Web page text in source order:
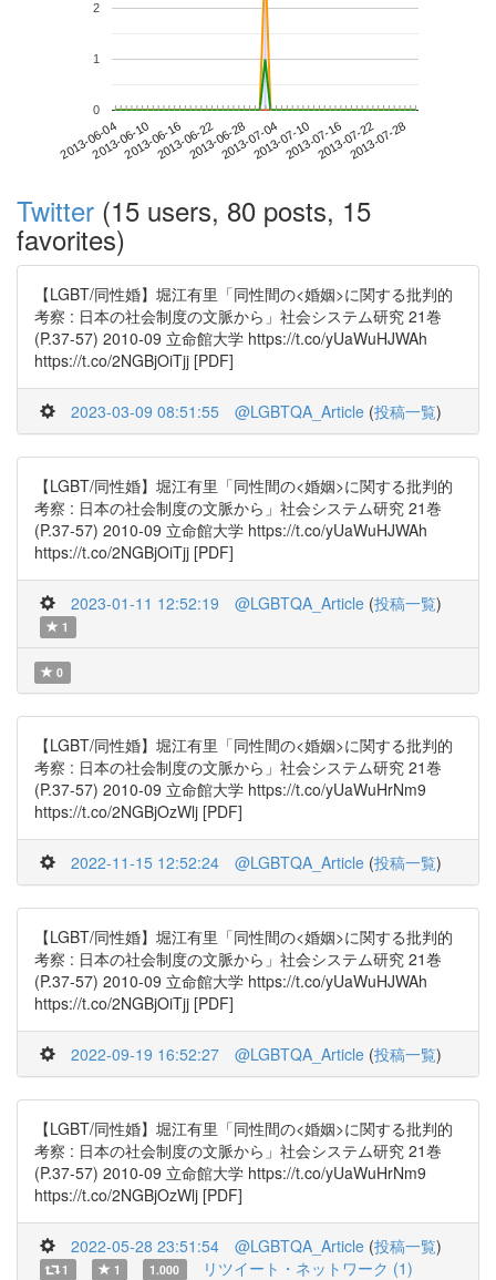
2013-06-042013-06-102013-06-162013-06-222013-06-282013-07-042013-07-102013-07-162013-07-222013-07-28
0
1
2
Twitter (15 users, 80 posts, 15
favorites)
【LGBT/同性婚】堀江有里「同性間の<婚姻>に関する批判的
考察 : 日本の社会制度の文脈から」社会システム研究 21巻
(P.37-57) 2010-09 立命館大学 https://t.co/yUaWuHJWAh
https://t.co/2NGBjOiTjj [PDF]
2023-03-09 08:51:55 @LGBTQA_Article (投稿一覧)
【LGBT/同性婚】堀江有里「同性間の<婚姻>に関する批判的
考察 : 日本の社会制度の文脈から」社会システム研究 21巻
(P.37-57) 2010-09 立命館大学 https://t.co/yUaWuHJWAh
https://t.co/2NGBjOiTjj [PDF]
2023-01-11 12:52:19 @LGBTQA_Article (投稿一覧)
1
0
【LGBT/同性婚】堀江有里「同性間の<婚姻>に関する批判的
考察 : 日本の社会制度の文脈から」社会システム研究 21巻
(P.37-57) 2010-09 立命館大学 https://t.co/yUaWuHrNm9
https://t.co/2NGBjOzWlj [PDF]
2022-11-15 12:52:24 @LGBTQA_Article (投稿一覧)
【LGBT/同性婚】堀江有里「同性間の<婚姻>に関する批判的
考察 : 日本の社会制度の文脈から」社会システム研究 21巻
(P.37-57) 2010-09 立命館大学 https://t.co/yUaWuHJWAh
https://t.co/2NGBjOiTjj [PDF]
2022-09-19 16:52:27 @LGBTQA_Article (投稿一覧)
【LGBT/同性婚】堀江有里「同性間の<婚姻>に関する批判的
考察 : 日本の社会制度の文脈から」社会システム研究 21巻
(P.37-57) 2010-09 立命館大学 https://t.co/yUaWuHrNm9
https://t.co/2NGBjOzWlj [PDF]
2022-05-28 23:51:54 @LGBTQA_Article (投稿一覧)
1 1 1.000 リツイート・ネットワーク (1)